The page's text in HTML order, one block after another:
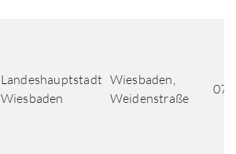
Landeshauptstadt
Wiesbaden
Wiesbaden,
Weidenstraße